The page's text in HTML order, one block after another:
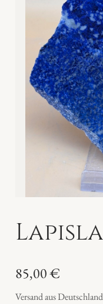
85,00€
Versand aus Deutschland